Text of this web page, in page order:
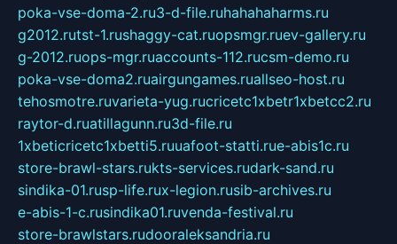
poka-vse-doma-2.ru3-d-file.ruhahahaharms.ru
g2012.rutst-1.rushaggy-cat.ruopsmgr.ruev-gallery.ru
g-2012.ruops-mgr.ruaccounts-112.rucsm-demo.ru
poka-vse-doma2.ruairgungames.ruallseo-host.ru
tehosmotre.ruvarieta-yug.rucricetc1xbetr1xbetcc2.ru
raytor-d.ruatillagunn.ru3d-file.ru
1xbeticricetc1xbetti5.ruuafoot-statti.rue-abis1c.ru
store-brawl-stars.rukts-services.rudark-sand.ru
sindika-01.rusp-life.rux-legion.rusib-archives.ru
e-abis-1-c.rusindika01.ruvenda-festival.ru
store-brawlstars.rudooraleksandria.ru